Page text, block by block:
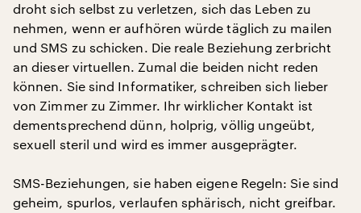
droht sich selbst zu verletzen, sich das Leben zu
nehmen, wenn er aufhören würde täglich zu mailen
und SMS zu schicken. Die reale Beziehung zerbricht
an dieser virtuellen. Zumal die beiden nicht reden
können. Sie sind Informatiker, schreiben sich lieber
von Zimmer zu Zimmer. Ihr wirklicher Kontakt ist
dementsprechend dünn, holprig, völlig ungeübt,
sexuell steril und wird es immer ausgeprägter.
SMS-Beziehungen, sie haben eigene Regeln: Sie sind
geheim, spurlos, verlaufen sphärisch, nicht greifbar.